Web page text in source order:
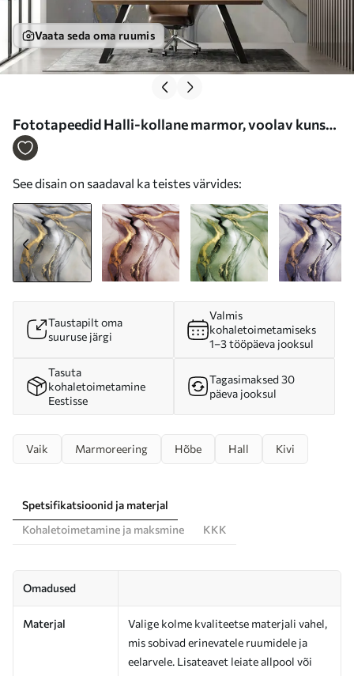
Vaata seda oma ruumis
Fototapeedid Halli-kollane marmor, voolav kunst
Nr u18250
See disain on saadaval ka teistes värvides:
Taustapilt oma
suuruse järgi
Valmis
kohaletoimetamiseks
1–3 tööpäeva jooksul
Tasuta
kohaletoimetamine
Eestisse
Tagasimaksed 30
päeva jooksul
Vaik Marmoreering Hõbe Hall Kivi
Spetsifikatsioonid ja materjal
Kohaletoimetamine ja maksmine
KKK
Omadused
Materjal
Valige kolme kvaliteetse materjali vahel,
mis sobivad erinevatele ruumidele ja
eelarvele. Lisateavet leiate allpool või